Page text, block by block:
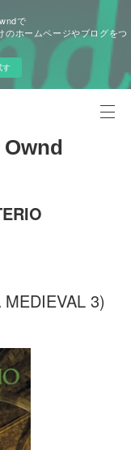
で
のホームページやブログをつ
す
3)